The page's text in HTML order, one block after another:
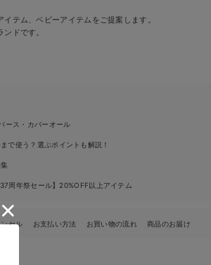
テム、ベビーアイテムをご提案します。
ドです。
ース・カバーオール
で使う？選ぶポイントも解説！
37周年祭セール】20%OFF以上アイテム
セル お支払い方法 お買い物の流れ 商品のお届け